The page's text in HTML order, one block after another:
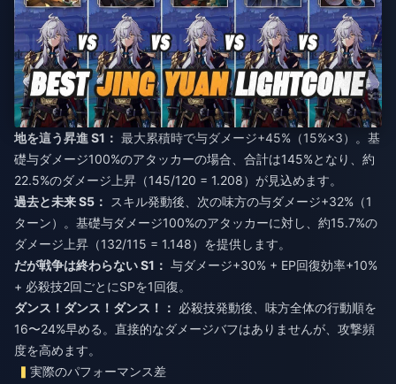
地を這う昇進 S1： 最大累積時で与ダメージ+45%（15%×3）。基
礎与ダメージ100%のアタッカーの場合、合計は145%となり、約
22.5%のダメージ上昇（145/120 = 1.208）が見込めます。
過去と未来 S5：
スキル発動後、次の味方の与ダメージ+32%（1
ターン）。基礎与ダメージ100%のアタッカーに対し、約15.7%の
ダメージ上昇（132/115 = 1.148）を提供します。
だが戦争は終わらない S1： 与ダメージ+30% + EP回復効率+10%
+ 必殺技2回ごとにSPを1回復。
ダンス！ダンス！ダンス！： 必殺技発動後、味方全体の行動順を
16〜24%早める。直接的なダメージバフはありませんが、攻撃頻
度を高めます。
実際のパフォーマンス差